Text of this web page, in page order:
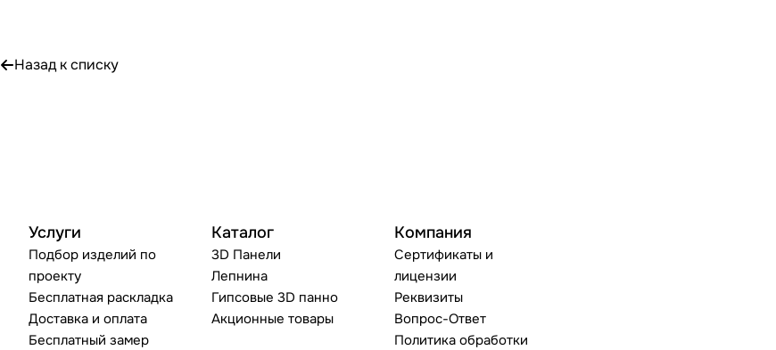
Назад к списку
Услуги
Подбор изделий по
проекту
Бесплатная раскладка
Доставка и оплата
Бесплатный замер
Каталог
3D Панели
Лепнина
Гипсовые 3D панно
Акционные товары
Компания
Сертификаты и
лицензии
Реквизиты
Вопрос-Ответ
Политика обработки